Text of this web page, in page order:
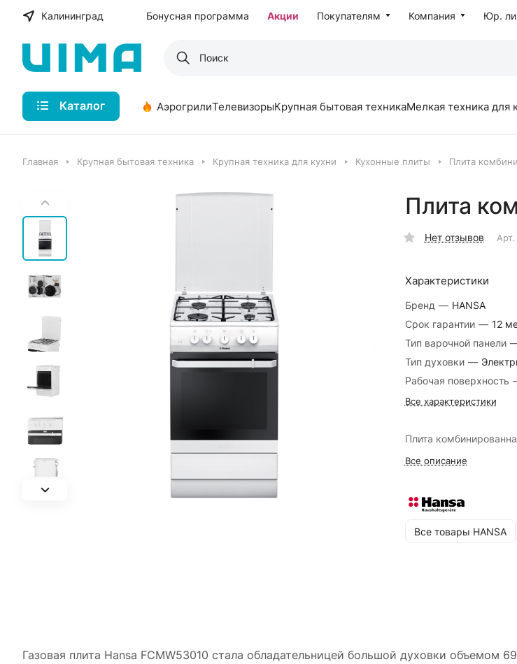
Калининград Бонусная программа Акции Покупателям Компания Юр.
Каталог АэрогрилиТелевизорыКрупная бытовая техникаМелкая техника для
Главная Крупная бытовая техника Крупная техника для кухни Кухонные плиты Плита
Плита
Нет отзывов Арт.
Характеристики
Бренд — HANSA
Срок гарантии — 12
Тип варочной панели
Тип духовки —
Рабочая поверхность
Все характеристики
Плита
Все описание
Все товары HANSA
Газовая плита Hansa FCMW53010 стала обладательницей большой духовки объемом